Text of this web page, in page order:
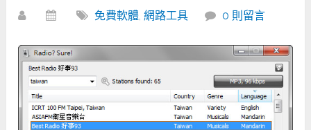
免費軟體,網路工具 0 則留言